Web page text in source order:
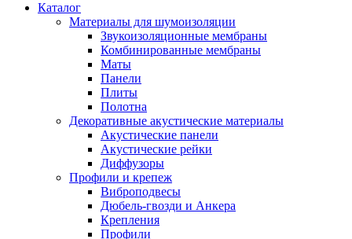
Каталог
Материалы для шумоизоляции
Звукоизоляционные мембраны
Комбинированные мембраны
Маты
Панели
Плиты
Полотна
Декоративные акустические материалы
Акустические панели
Акустические рейки
Диффузоры
Профили и крепеж
Виброподвесы
Дюбель-гвозди и Анкера
Крепления
Профили